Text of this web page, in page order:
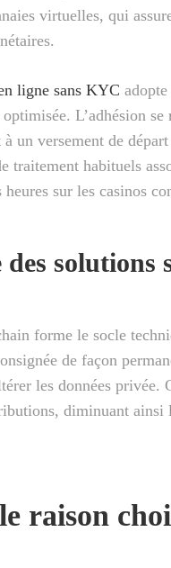
virtuelles, qui
ligne sans KYC
L’adhésion
un versement de
traitement habituels
sur les casinos
des solutions
forme le socle
de façon
les données privée.
diminuant
raison